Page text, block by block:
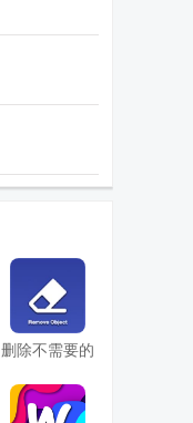
删除不需要的
对象安卓版